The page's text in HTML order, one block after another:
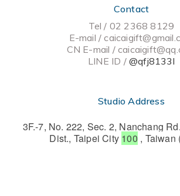
Contact
Tel / 02 2368 8129
E-mail /
CN E-mail /
LINE ID /@qfj8133l
Studio Address
3F.-7, No. 222, Sec. 2, Nanchang
Dist., Taipei City 100 , Taiwan